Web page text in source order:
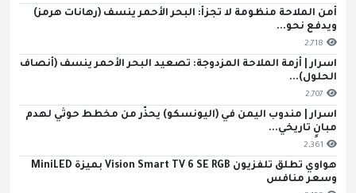
أمن الملاحة منظومة لا تجزأ: البحر الأحمر ينسف (رهانات هرمز)
ويدفع نحو...
2,718
اسرار | أزمة الملاحة المزدوجة: تصعيد البحر الأحمر ينسف (أنصاف
الحلول)...
2,707
اسرار | مندوب اليمن في (اليونسكو) يحذّر من مخطط حوثي لهدم
مبانٍ تاريخي...
2,361
هواوي تطلق تلفزيون Vision Smart TV 6 SE RGB بميزة MiniLED
وسعر منافس